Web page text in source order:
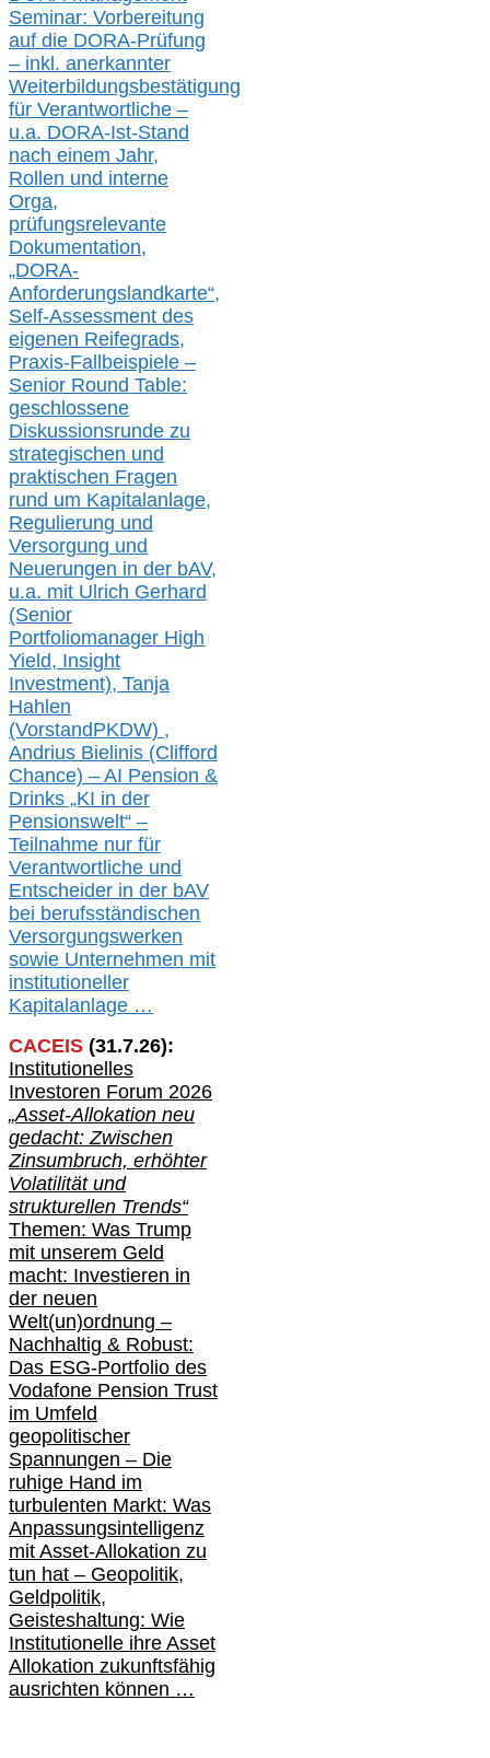
Seminar: Vorbereitung
auf die DORA-Prüfung
– inkl. anerkannter
Weiterbildungsbestätigung
für Verantwortliche –
u.a. DORA-Ist-Stand
nach einem Jahr,
Rollen und interne
Orga,
prüfungsrelevante
Dokumentation,
„DORA-
Anforderungslandkarte“,
Self-Assessment des
eigenen Reifegrads,
Praxis-Fallbeispiele –
Senior Round Table:
geschlossene
Diskussionsrunde zu
strategischen und
praktischen Fragen
rund um Kapitalanlage,
Regulierung und
Versorgung und
Neuerungen in der bAV,
u.a. mit Ulrich Gerhard
(Senior
Portfoliomanager High
Yield, Insight
Investment), Tanja
Hahlen
(VorstandPKDW) ,
Andrius Bielinis (Clifford
Chance) – AI Pension &
Drinks „KI in der
Pensionswelt“ –
Teilnahme nur für
Verantwortliche und
Entscheider in der bAV
bei berufsständischen
Versorgungswerken
sowie Unternehmen mit
institutioneller
Kapitalanlage …
CACEIS (31.7.26):
Institutionelles
Investoren Forum 2026
„Asset-Allokation neu
gedacht: Zwischen
Zinsumbruch, erhöhter
Volatilität und
strukturellen Trends“
Themen: Was Trump
mit unserem Geld
macht: Investieren in
der neuen
Welt(un)ordnung –
Nachhaltig & Robust:
Das ESG-Portfolio des
Vodafone Pension Trust
im Umfeld
geopolitischer
Spannungen – Die
ruhige Hand im
turbulenten Markt: Was
Anpassungsintelligenz
mit Asset-Allokation zu
tun hat – Geopolitik,
Geldpolitik,
Geisteshaltung: Wie
Institutionelle ihre Asset
Allokation zukunftsfähig
ausrichten können …